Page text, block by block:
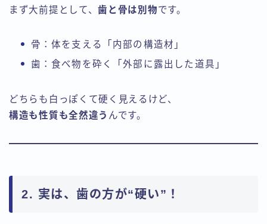
まず大前提として、歯と骨は別物です。
骨：体を支える「内部の構造材」
歯：食べ物を砕く「外部に露出した道具」
どちらも白っぽくて硬く見えるけど、
構造も性質も全然違う んです。
2. 実は、歯の方が“硬い”！